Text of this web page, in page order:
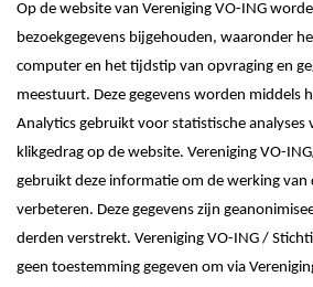
Op de website van Vereniging VO-ING
bezoekgegevens bijgehouden, waaronder
computer en het tijdstip van opvraging en
meestuurt. Deze gegevens worden middels
Analytics gebruikt voor statistische analyses
klikgedrag op de website. Vereniging VO-ING
gebruikt deze informatie om de werking van
verbeteren. Deze gegevens zijn
derden verstrekt. Vereniging VO-ING /
geen toestemming gegeven om via